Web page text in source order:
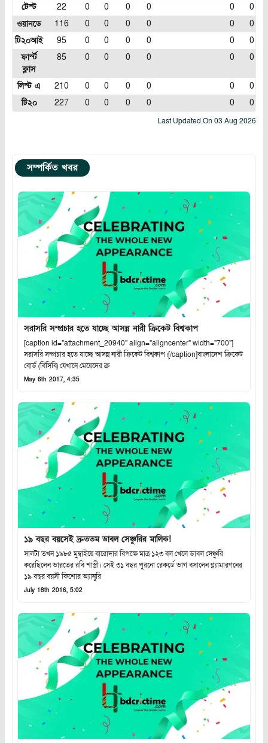
টেস্ট 22 0 0 0 0 0
0
ওয়ানডে
116 0 0 0 0 0
0
টি২০আই
95 0 0 0 0 0
0
ফার্স্ট
ক্লাস
85 0 0 0 0 0 0
লিস্ট এ 210 0 0 0 0 0
0
টি২০
227 0 0 0 0 0 0
Last Updated On 03 Aug 2026
সম্পর্কিত খবর
সরাসরি সম্প্রচার হতে যাচ্ছে আসন্ন নারী ক্রিকেট বিশ্বকাপ
[caption id="attachment_20940" align="aligncenter" width="700"]
সরাসরি সম্প্রচার হতে যাচ্ছে আসন্ন নারী ক্রিকেট বিশ্বকাপ।[/caption]বাংলাদেশ ক্রিকেট
বোর্ড (বিসিবি) যেখানে মেয়েদের ক্র
May 6th 2017, 4:35
১৯ বছর বয়সেই দ্রুততম ডাবল সেঞ্চুরির মালিক!
সালটা তখন ১৯৮৫ মুম্বাইয়ে বারোদার বিপক্ষে মাত্র ১২৩ বল খেলে ডাবল সেঞ্চুরি
করেছিলেন ভারতের রবি শাস্ত্রী। সেই ৩১ বছর পুরনো রেকর্ডে ভাগ বসালেন গ্ল্যামারগনের
১৯ বছর বয়সী কিশোর অ্যানুরি
July 18th 2016, 5:02